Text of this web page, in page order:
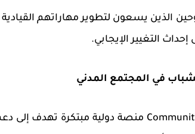
الذين يسعون لتطوير مهاراتهم القيادية
التغيير الإيجابي.
منصة دولية مبتكرة تهدف إلى